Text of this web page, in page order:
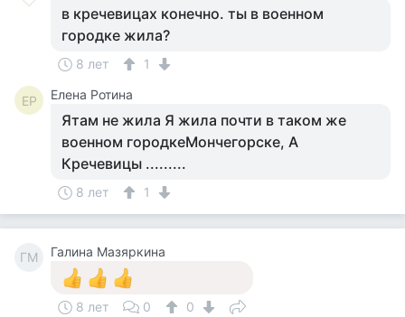
в кречевицах конечно. ты в военном
городке жила?
8 лет 1
ЕР Елена Ротина
Ятам не жила Я жила почти в таком же
военном городкеМончегорске, А
Кречевицы .........
8 лет 1
ГМ Галина Мазяркина
8 лет 0 0